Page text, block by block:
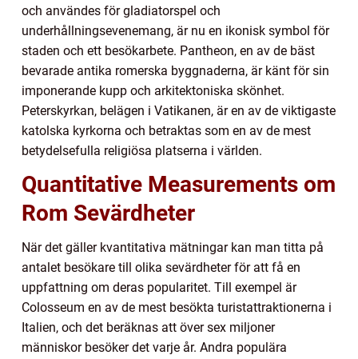
och användes för gladiatorspel och
underhållningsevenemang, är nu en ikonisk symbol för
staden och ett besökarbete. Pantheon, en av de bäst
bevarade antika romerska byggnaderna, är känt för sin
imponerande kupp och arkitektoniska skönhet.
Peterskyrkan, belägen i Vatikanen, är en av de viktigaste
katolska kyrkorna och betraktas som en av de mest
betydelsefulla religiösa platserna i världen.
Quantitative Measurements om
Rom Sevärdheter
När det gäller kvantitativa mätningar kan man titta på
antalet besökare till olika sevärdheter för att få en
uppfattning om deras popularitet. Till exempel är
Colosseum en av de mest besökta turistattraktionerna i
Italien, och det beräknas att över sex miljoner
människor besöker det varje år. Andra populära